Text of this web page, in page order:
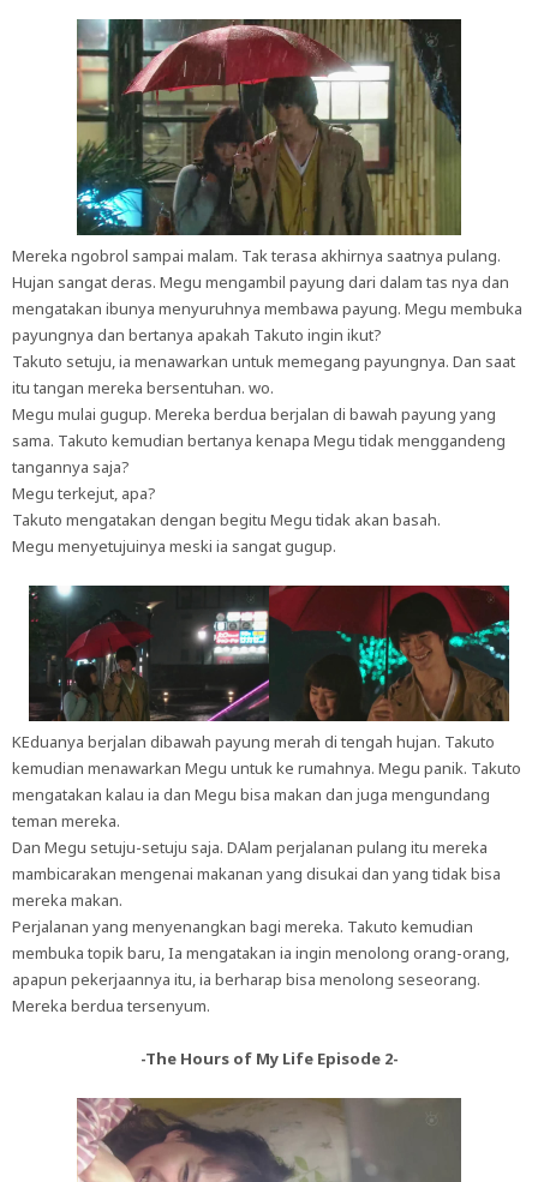
Mereka ngobrol sampai malam. Tak terasa akhirnya saatnya pulang.
Hujan sangat deras. Megu mengambil payung dari dalam tas nya dan
mengatakan ibunya menyuruhnya membawa payung. Megu membuka
payungnya dan bertanya apakah Takuto ingin ikut?
Takuto setuju, ia menawarkan untuk memegang payungnya. Dan saat
itu tangan mereka bersentuhan. wo.
Megu mulai gugup. Mereka berdua berjalan di bawah payung yang
sama. Takuto kemudian bertanya kenapa Megu tidak menggandeng
tangannya saja?
Megu terkejut, apa?
Takuto mengatakan dengan begitu Megu tidak akan basah.
Megu menyetujuinya meski ia sangat gugup.
KEduanya berjalan dibawah payung merah di tengah hujan. Takuto
kemudian menawarkan Megu untuk ke rumahnya. Megu panik. Takuto
mengatakan kalau ia dan Megu bisa makan dan juga mengundang
teman mereka.
Dan Megu setuju-setuju saja. DAlam perjalanan pulang itu mereka
mambicarakan mengenai makanan yang disukai dan yang tidak bisa
mereka makan.
Perjalanan yang menyenangkan bagi mereka. Takuto kemudian
membuka topik baru, Ia mengatakan ia ingin menolong orang-orang,
apapun pekerjaannya itu, ia berharap bisa menolong seseorang.
Mereka berdua tersenyum.
-The Hours of My Life Episode 2-